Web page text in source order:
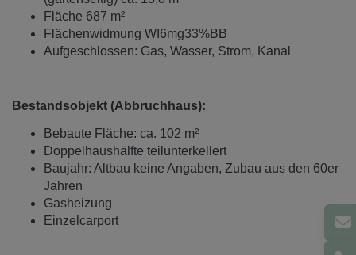
Fläche 687 m²
Flächenwidmung WI6mg33%BB
Aufgeschlossen: Gas, Wasser, Strom, Kanal
Bestandsobjekt (Abbruchhaus):
Bebaute Fläche: ca. 102 m²
Doppelhaushälfte teilunterkellert
Baujahr: Altbau keine Angaben, Zubau aus den 60er
Jahren
Gasheizung
Einzelcarport